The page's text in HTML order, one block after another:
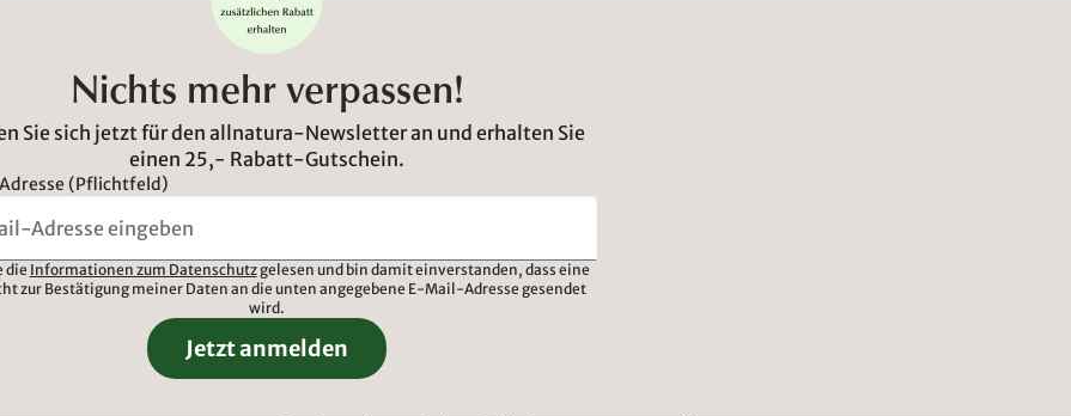
Nichts mehr verpassen!
Sie sich jetzt für den allnatura-Newsletter an und erhalten Sie
einen 25,- Rabatt-Gutschein.
(Pflichtfeld)
die Informationen zum Datenschutzgelesen und bin damit einverstanden, dass eine
zur Bestätigung meiner Daten an die unten angegebene E-Mail-Adresse gesendet
wird.
Jetzt anmelden